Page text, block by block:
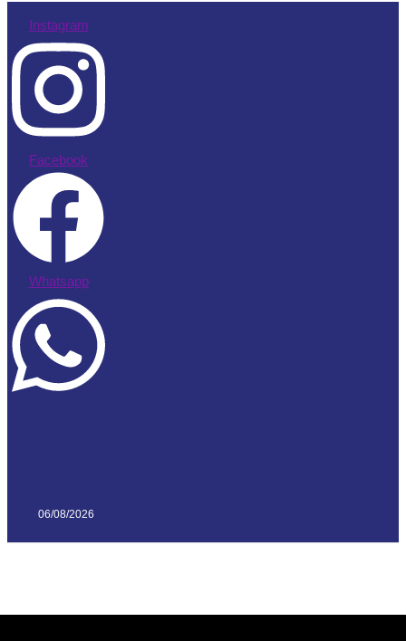
Instagram
Facebook
Whatsapp
06/08/2026